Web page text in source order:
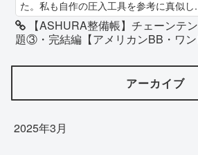
た。私も自作の圧入工具を参考に真似し
【ASHURA整備帳】チェーンテ
題③・完結編【アメリカンBB・ワン
アーカイブ
2025年3月